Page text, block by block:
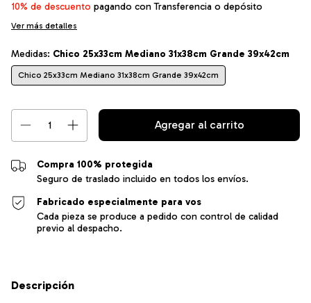
10% de descuento pagando con Transferencia o depósito
Ver más detalles
Medidas: Chico 25x33cm Mediano 31x38cm Grande 39x42cm
Chico 25x33cm Mediano 31x38cm Grande 39x42cm
Compra 100% protegida
Seguro de traslado incluido en todos los envíos.
Fabricado especialmente para vos
Cada pieza se produce a pedido con control de calidad
previo al despacho.
Descripción